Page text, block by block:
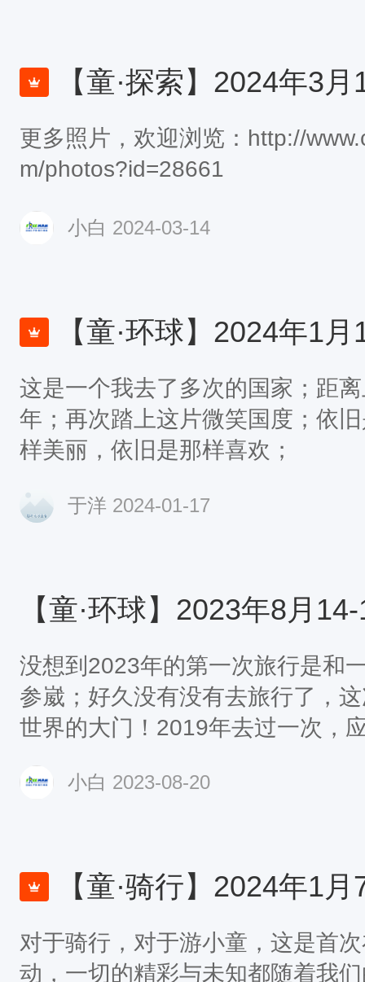
飞往喀什的航班！又继续飞了1个
公里左右到酒店，办完入住已经
提的是，我们一出机场就是狂风
门就10分钟左右，赶快去古城，
明日
【童·探索】2024年3月15-17日游小童双城探
更多照片，欢迎浏览：http://
m/photos?id=28661
小白 2024-03-14
【童·环球】2024年1月16-27日游小童
这是一个我去了多次的国家；距
年；再次踏上这片微笑国度；依
样美丽，依旧是那样喜欢；
于洋 2024-01-17
没想到2023年的第一次旅行是和
参崴；好久没有没有去旅行了，
世界的大门！2019年去过一次，
3年8月14日早晨坐6点左右高铁
去，但是后一台出租车说国际客
开，就为了那13元钱，真行，但
站，一问，果然早就搬家了，所
小白 2023-08-20
【童·骑行】2024年1月7-13日游小童
对于骑行，对于游小童，这是首
动，一切的精彩与未知都随着我